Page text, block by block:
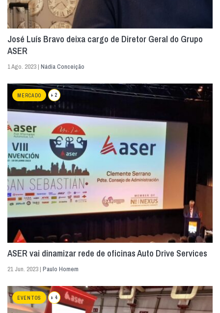
José Luís Bravo deixa cargo de Diretor Geral do Grupo
ASER
1 Ago. 2023 | Nádia Conceição
MERCADO + 2
ASER vai dinamizar rede de oficinas Auto Drive Services
21 Jun. 2023 | Paulo Homem
EVENTOS + 4